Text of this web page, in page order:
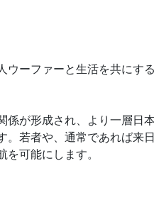
ーファーと生活を共にす
が形成され、より一層日
若者や、通常であれば来
可能にします。